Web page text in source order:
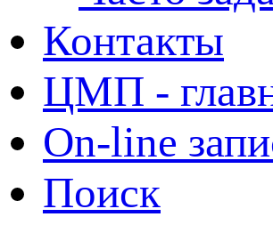
Контакты
ЦМП -
On-line
Поиск